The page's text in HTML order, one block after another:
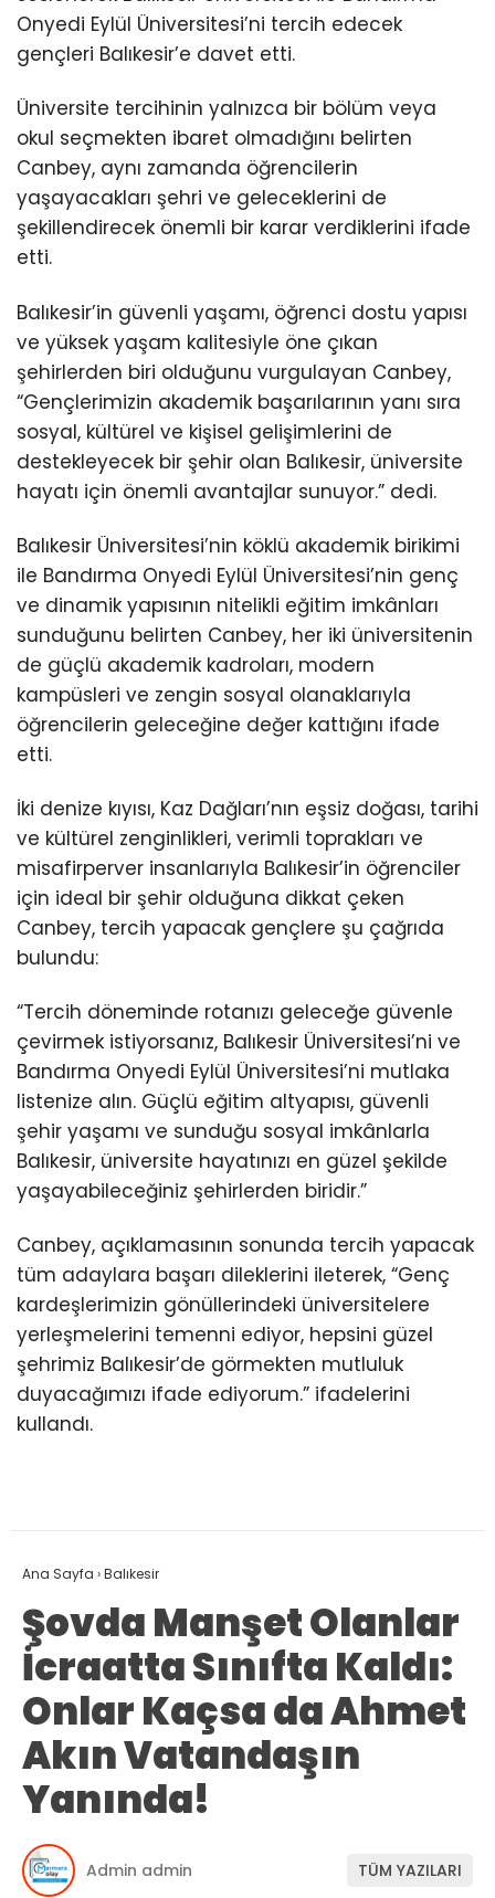
Onyedi Eylül Üniversitesi’ni tercih edecek
gençleri Balıkesir’e davet etti.
Üniversite tercihinin yalnızca bir bölüm veya
okul seçmekten ibaret olmadığını belirten
Canbey, aynı zamanda öğrencilerin
yaşayacakları şehri ve geleceklerini de
şekillendirecek önemli bir karar verdiklerini ifade
etti.
Balıkesir’in güvenli yaşamı, öğrenci dostu yapısı
ve yüksek yaşam kalitesiyle öne çıkan
şehirlerden biri olduğunu vurgulayan Canbey,
“Gençlerimizin akademik başarılarının yanı sıra
sosyal, kültürel ve kişisel gelişimlerini de
destekleyecek bir şehir olan Balıkesir, üniversite
hayatı için önemli avantajlar sunuyor.” dedi.
Balıkesir Üniversitesi’nin köklü akademik birikimi
ile Bandırma Onyedi Eylül Üniversitesi’nin genç
ve dinamik yapısının nitelikli eğitim imkânları
sunduğunu belirten Canbey, her iki üniversitenin
de güçlü akademik kadroları, modern
kampüsleri ve zengin sosyal olanaklarıyla
öğrencilerin geleceğine değer kattığını ifade
etti.
İki denize kıyısı, Kaz Dağları’nın eşsiz doğası, tarihi
ve kültürel zenginlikleri, verimli toprakları ve
misafirperver insanlarıyla Balıkesir’in öğrenciler
için ideal bir şehir olduğuna dikkat çeken
Canbey, tercih yapacak gençlere şu çağrıda
bulundu:
“Tercih döneminde rotanızı geleceğe güvenle
çevirmek istiyorsanız, Balıkesir Üniversitesi’ni ve
Bandırma Onyedi Eylül Üniversitesi’ni mutlaka
listenize alın. Güçlü eğitim altyapısı, güvenli
şehir yaşamı ve sunduğu sosyal imkânlarla
Balıkesir, üniversite hayatınızı en güzel şekilde
yaşayabileceğiniz şehirlerden biridir.”
Canbey, açıklamasının sonunda tercih yapacak
tüm adaylara başarı dileklerini ileterek, “Genç
kardeşlerimizin gönüllerindeki üniversitelere
yerleşmelerini temenni ediyor, hepsini güzel
şehrimiz Balıkesir’de görmekten mutluluk
duyacağımızı ifade ediyorum.” ifadelerini
kullandı.
Ana Sayfa ›Balıkesir
Şovda Manşet Olanlar
İcraatta Sınıfta Kaldı:
Onlar Kaçsa da Ahmet
Akın Vatandaşın
Yanında!
Admin admin TÜM YAZILARI